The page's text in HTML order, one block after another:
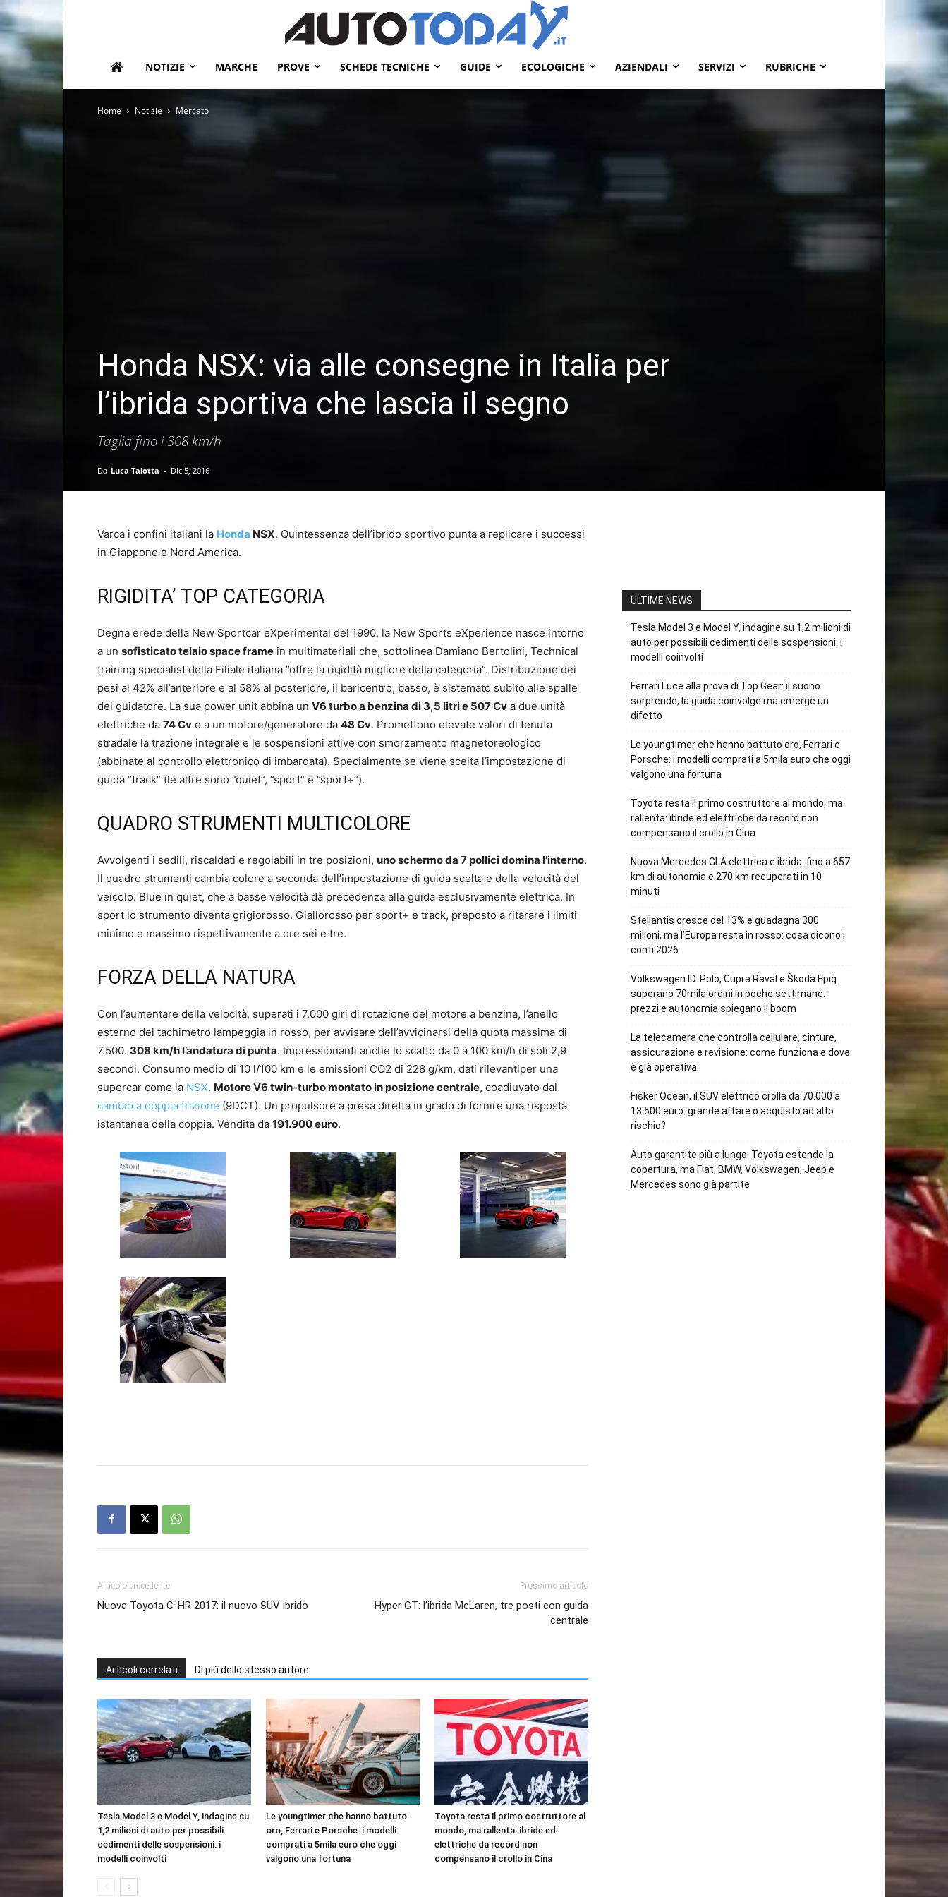
NOTIZIE MARCHE PROVE SCHEDE TECNICHE GUIDE ECOLOGICHE AZIENDALI SERVIZI RUBRICHE
Home Notizie Mercato
Honda NSX: via alle consegne in Italia per
l’ibrida sportiva che lascia il segno
Taglia fino i 308 km/h
Da Luca Talotta - Dic 5, 2016
Varca i confini italiani la Honda NSX. Quintessenza dell’ibrido sportivo punta a replicare i successi
in Giappone e Nord America.
RIGIDITA’ TOP CATEGORIA
Degna erede della New Sportcar eXperimental del 1990, la New Sports eXperience nasce intorno
a un sofisticato telaio space frame in multimateriali che, sottolinea Damiano Bertolini, Technical
training specialist della Filiale italiana ”offre la rigidità migliore della categoria”. Distribuzione dei
pesi al 42% all’anteriore e al 58% al posteriore, il baricentro, basso, è sistemato subito alle spalle
del guidatore. La sua power unit abbina un V6 turbo a benzina di 3,5 litri e 507 Cv a due unità
elettriche da 74 Cv e a un motore/generatore da 48 Cv. Promettono elevate valori di tenuta
stradale la trazione integrale e le sospensioni attive con smorzamento magnetoreologico
(abbinate al controllo elettronico di imbardata). Specialmente se viene scelta l’impostazione di
guida ”track” (le altre sono ”quiet”, ”sport” e ”sport+”).
QUADRO STRUMENTI MULTICOLORE
Avvolgenti i sedili, riscaldati e regolabili in tre posizioni, uno schermo da 7 pollici domina l’interno.
Il quadro strumenti cambia colore a seconda dell’impostazione di guida scelta e della velocità del
veicolo. Blue in quiet, che a basse velocità dà precedenza alla guida esclusivamente elettrica. In
sport lo strumento diventa grigiorosso. Giallorosso per sport+ e track, preposto a ritarare i limiti
minimo e massimo rispettivamente a ore sei e tre.
FORZA DELLA NATURA
Con l’aumentare della velocità, superati i 7.000 giri di rotazione del motore a benzina, l’anello
esterno del tachimetro lampeggia in rosso, per avvisare dell’avvicinarsi della quota massima di
7.500. 308 km/h l’andatura di punta. Impressionanti anche lo scatto da 0 a 100 km/h di soli 2,9
secondi. Consumo medio di 10 l/100 km e le emissioni CO2 di 228 g/km, dati rilevantiper una
supercar come la NSX. Motore V6 twin-turbo montato in posizione centrale, coadiuvato dal
cambio a doppia frizione (9DCT). Un propulsore a presa diretta in grado di fornire una risposta
istantanea della coppia. Vendita da 191.900 euro.
Articolo precedente
Nuova Toyota C-HR 2017: il nuovo SUV ibrido
Prossimo articolo
Hyper GT: l’ibrida McLaren, tre posti con guida
centrale
Articoli correlati Di più dello stesso autore
Tesla Model 3 e Model Y, indagine su
1,2 milioni di auto per possibili
cedimenti delle sospensioni: i
modelli coinvolti
Le youngtimer che hanno battuto
oro, Ferrari e Porsche: i modelli
comprati a 5mila euro che oggi
valgono una fortuna
Toyota resta il primo costruttore al
mondo, ma rallenta: ibride ed
elettriche da record non
compensano il crollo in Cina
ULTIME NEWS
Tesla Model 3 e Model Y, indagine su 1,2 milioni di
auto per possibili cedimenti delle sospensioni: i
modelli coinvolti
Ferrari Luce alla prova di Top Gear: il suono
sorprende, la guida coinvolge ma emerge un
difetto
Le youngtimer che hanno battuto oro, Ferrari e
Porsche: i modelli comprati a 5mila euro che oggi
valgono una fortuna
Toyota resta il primo costruttore al mondo, ma
rallenta: ibride ed elettriche da record non
compensano il crollo in Cina
Nuova Mercedes GLA elettrica e ibrida: fino a 657
km di autonomia e 270 km recuperati in 10
minuti
Stellantis cresce del 13% e guadagna 300
milioni, ma l’Europa resta in rosso: cosa dicono i
conti 2026
Volkswagen ID. Polo, Cupra Raval e Škoda Epiq
superano 70mila ordini in poche settimane:
prezzi e autonomia spiegano il boom
La telecamera che controlla cellulare, cinture,
assicurazione e revisione: come funziona e dove
è già operativa
Fisker Ocean, il SUV elettrico crolla da 70.000 a
13.500 euro: grande affare o acquisto ad alto
rischio?
Auto garantite più a lungo: Toyota estende la
copertura, ma Fiat, BMW, Volkswagen, Jeep e
Mercedes sono già partite